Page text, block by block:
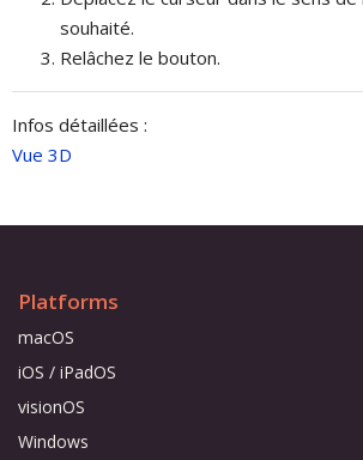
souhaité.
Relâchez le bouton.
Infos détaillées :
Vue 3D
Platforms
macOS
iOS / iPadOS
visionOS
Windows